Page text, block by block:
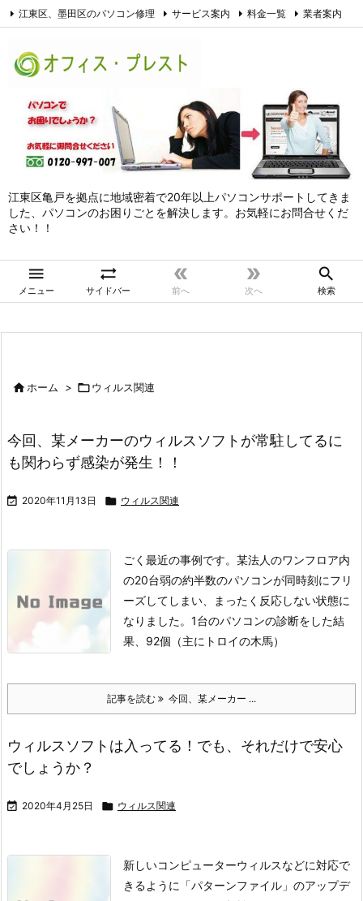
江東区亀戸を拠点に地域密着で20年以上パソコンサポートしてきま
した、パソコンのお困りごとを解決します。お気軽にお問合せくだ
さい！！

メニュー

サイドバー

前へ

次へ

検索
江東区、墨田区のパソコン修理 サービス案内 料金一覧 業者案内
ホーム > ウィルス関連
今回、某メーカーのウィルスソフトが常駐してるに
も関わらず感染が発生！！
 2020年11月13日  ウィルス関連
ごく最近の事例です。 某法人のワンフロア内
の20台弱の約半数のパソコンが同時刻にフリ
ーズしてしまい、まったく反応しない状態に
なりました。 1台のパソコンの診断をした結
果、92個（主にトロイの木馬）
記事を読む 今回、某メーカー ...
ウィルスソフトは入ってる！でも、それだけで安心
でしょうか？
 2020年4月25日  ウィルス関連
新しいコンピューターウィルスなどに対応で
きるように「パターンファイル」のアップデ